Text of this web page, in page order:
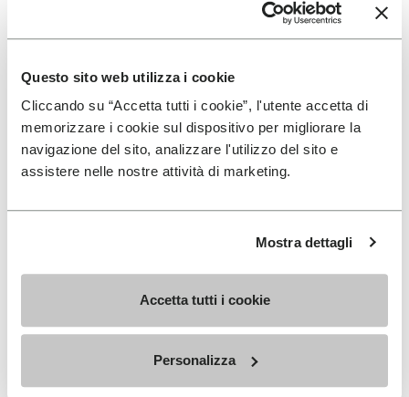
Questo sito web utilizza i cookie
Cliccando su “Accetta tutti i cookie”, l'utente accetta di
memorizzare i cookie sul dispositivo per migliorare la
navigazione del sito, analizzare l'utilizzo del sito e
assistere nelle nostre attività di marketing.
Mostra dettagli
Accetta tutti i cookie
Personalizza
FIVEFINGERS メンズ
KSO EVO メンズ
FIVEFINGERS レディース
V-Soul Foot Map
Add